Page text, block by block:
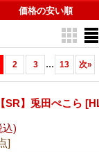
価格の安い順
2 3 ... 13 次»
SR】兎田ぺこら
込)
]